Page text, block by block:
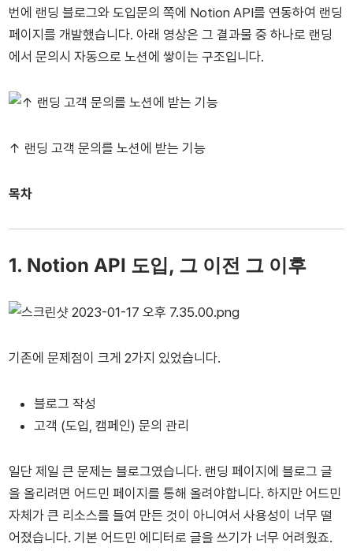
번에 랜딩 블로그와 도입문의 쪽에 Notion API를 연동하여 랜딩
페이지를 개발했습니다. 아래 영상은 그 결과물 중 하나로 랜딩
에서 문의시 자동으로 노션에 쌓이는 구조입니다.
↑ 랜딩 고객 문의를 노션에 받는 기능
목차
1. Notion API 도입, 그 이전 그 이후
기존에 문제점이 크게 2가지 있었습니다.
블로그 작성
고객 (도입, 캠페인) 문의 관리
일단 제일 큰 문제는 블로그였습니다. 랜딩 페이지에 블로그 글
을 올리려면 어드민 페이지를 통해 올려야합니다. 하지만 어드민
자체가 큰 리소스를 들여 만든 것이 아니여서 사용성이 너무 떨
어졌습니다. 기본 어드민 에디터로 글을 쓰기가 너무 어려웠죠.